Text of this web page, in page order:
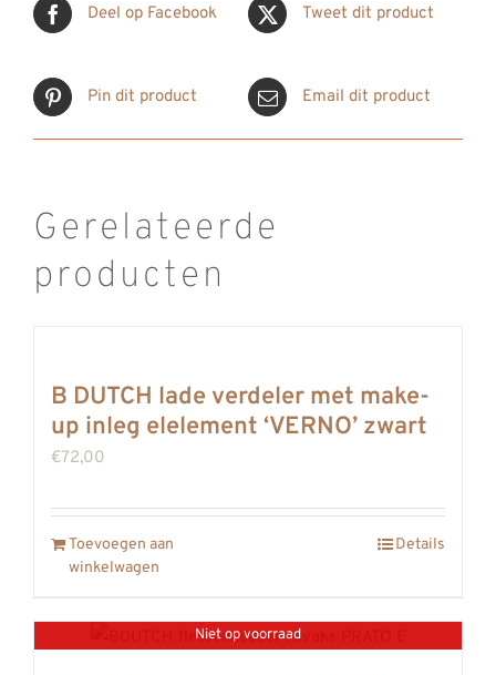
Deel op Facebook Tweet dit product
Pin dit product Email dit product
Gerelateerde
producten
B DUTCH lade verdeler met make-
up inleg elelement ‘VERNO’ zwart
€72,00
Toevoegen aan
winkelwagen
Details
Niet op voorraad